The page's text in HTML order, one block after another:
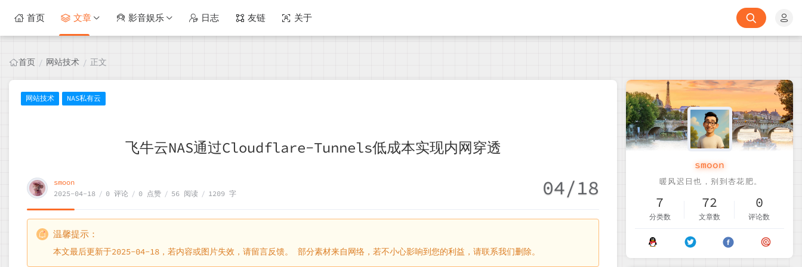
首页 文章 影音娱乐 日志 友链 关于
首页 / 网站技术 / 正文
网站技术 NAS私有云
飞牛云NAS通过Cloudflare-Tunnels低成本实现内网穿透
smoon
2025-04-18 / 0 评论 / 0 点赞 / 56 阅读 / 1209 字 04/18
温馨提示：
本文最后更新于2025-04-18，若内容或图片失效，请留言反馈。 部分素材来自网络，若不小心影响到您的利益，请联系我们删除。
smoon
7
分类数
72
文章数
0
评论数